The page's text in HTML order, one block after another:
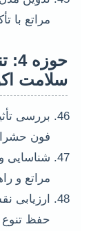
مراتع با
سلامت
بررسی
فون
شناسایی
مراتع و
ارزیابی
حفظ تنوع